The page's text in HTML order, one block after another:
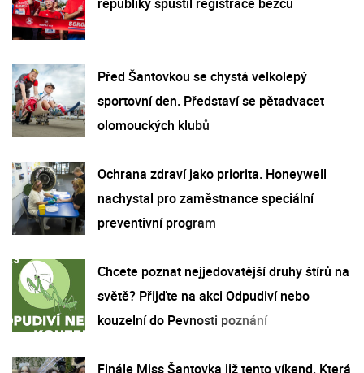
Před Šantovkou se chystá velkolepý
sportovní den. Představí se pětadvacet
olomouckých klubů
Ochrana zdraví jako priorita. Honeywell
nachystal pro zaměstnance speciální
preventivní program
Chcete poznat nejjedovatější druhy štírů na
světě? Přijďte na akci Odpudiví nebo
kouzelní do Pevnosti poznání
Finále Miss Šantovka již tento víkend. Která